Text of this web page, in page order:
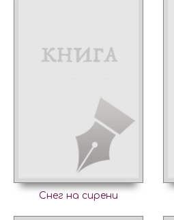
Снег на сирени